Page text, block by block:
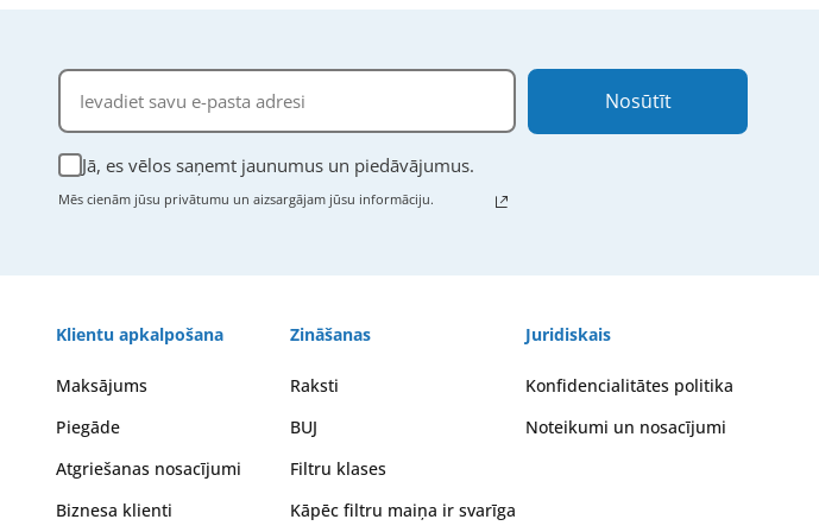
Jā, es vēlos saņemt jaunumus un piedāvājumus.
Mēs cienām jūsu privātumu un aizsargājam jūsu informāciju.
Nosūtīt
Klientu apkalpošana
Maksājums
Piegāde
Atgriešanas nosacījumi
Biznesa klienti
Zināšanas
Raksti
BUJ
Filtru klases
Kāpēc filtru maiņa ir svarīga
Juridiskais
Konfidencialitātes politika
Noteikumi un nosacījumi